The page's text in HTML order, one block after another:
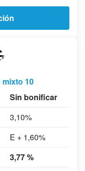
mixto 10
Sin bonificar
3,10%
E + 1,60%
3,77 %